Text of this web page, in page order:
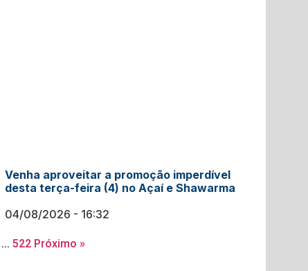
Venha aproveitar a promoção imperdível
desta terça-feira (4) no Açaí e Shawarma
04/08/2026
16:32
… 522 Próximo »